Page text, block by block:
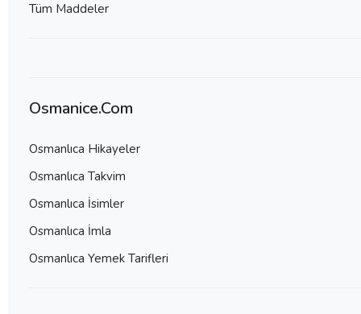
Tüm Maddeler
Osmanice.Com
Osmanlıca Hikayeler
Osmanlıca Takvim
Osmanlıca İsimler
Osmanlıca İmla
Osmanlıca Yemek Tarifleri